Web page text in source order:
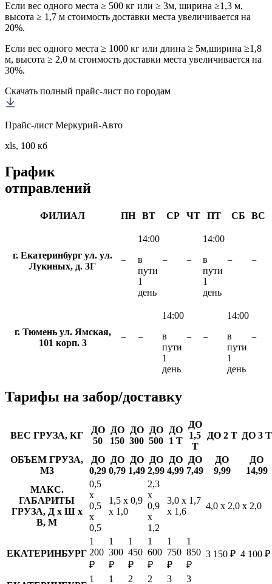
Если вес одного места ≥ 500 кг или ≥ 3м, ширина ≥1,3 м,
высота ≥ 1,7 м стоимость доставки места увеличивается на
20%.
Если вес одного места ≥ 1000 кг или длина ≥ 5м,ширина ≥1,8
м, высота ≥ 2,0 м стоимость доставки места увеличивается на
30%.
Скачать полный прайс-лист по городам
Прайс-лист Меркурий-Авто
xls, 100 кб
График
отправлений
ФИЛИАЛ ПН ВТ СР ЧТ ПТ СБ ВС
г. Екатеринбург ул. ул.
Лукиных, д. 3Г
−
14:00
в
пути
1
день
− −
14:00
в
пути
1
день
− −
г. Тюмень ул. Ямская,
101 корп. 3
− −
14:00
в
пути
1
день
− −
14:00
в
пути
1
день
−
Тарифы на забор/доставку
ВЕС ГРУЗА, КГ
ДО
50
ДО
150
ДО
300
ДО
500
ДО
1 Т
ДО
1,5
Т
ДО 2 Т ДО 3 Т
ОБЪЕМ ГРУЗА,
М3
ДО
0,29
ДО
0,79
ДО
1,49
ДО
2,99
ДО
4,99
ДО
7,49
ДО
9,99
ДО
14,99
МАКС.
ГАБАРИТЫ
ГРУЗА, Д х Ш х
В, М
0,5
х
0,5
х
0,5
1,5 х 0,9
х 1,0
2,3
х
0,9
х
1,2
3,0 х 1,7
х 1,6
4,0 х 2,0 х 2,0
ЕКАТЕРИНБУРГ
1
200
₽
1
300
₽
1
450
₽
1
600
₽
1
750
₽
1
850
₽
3 150 ₽ 4 100 ₽
1
1
2
2
3
3